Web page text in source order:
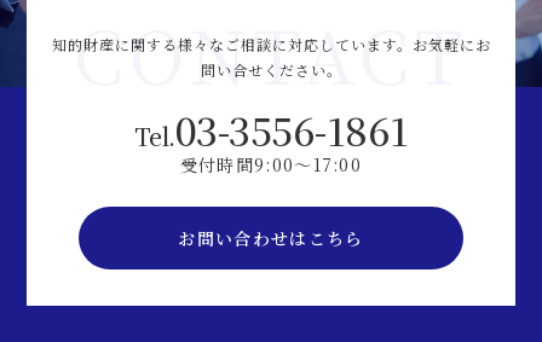
CONTACT
知的財産に関する様々なご相談に対応しています。 お気軽にお
問い合せください。
Tel.03-3556-1861
受付時間9:00～17:00
お問い合わせはこちら